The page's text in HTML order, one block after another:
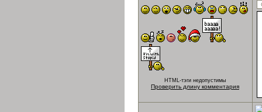
HTML-тэги недопустимы
Проверить длину комментария